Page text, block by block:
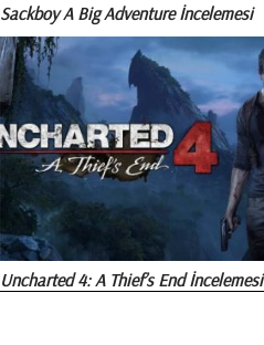
Sackboy A Big Adventure İncelemesi
Uncharted 4: A Thief’s End İncelemesi